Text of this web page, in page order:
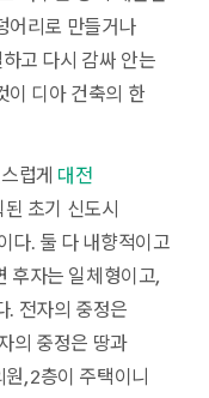
어리로 만들거나
고 다시 감싸 안는
이 디아 건축의 한
럽게 대전
초기 신도시
다. 둘 다 내향적이고
후자는 일체형이고,
. 전자의 중정은
의 중정은 땅과
, 2층이 주택이니